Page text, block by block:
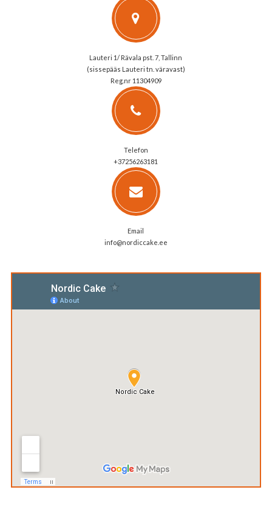
Lauteri 1/ Rävala pst. 7, Tallinn
(sissepääs Lauteri tn. väravast)
Reg.nr 11304909
Telefon
+37256263181
Email
info@nordiccake.ee